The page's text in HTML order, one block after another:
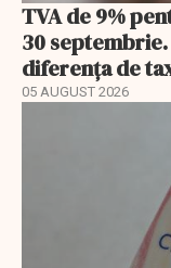
TVA de 9%
30
diferența de
05 AUGUST 2026